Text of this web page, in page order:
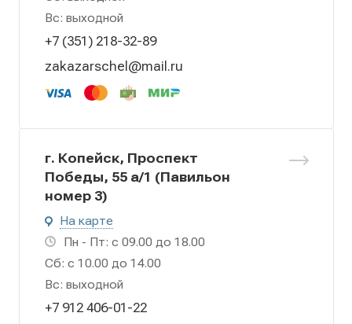
Вс: выходной
+7 (351) 218-32-89
zakazarschel@mail.ru
г. Копейск, Проспект
Победы, 55 а/1 (Павильон
номер 3)
На карте
Пн - Пт: с 09.00 до 18.00
Сб: с 10.00 до 14.00
Вс: выходной
+7 912 406-01-22